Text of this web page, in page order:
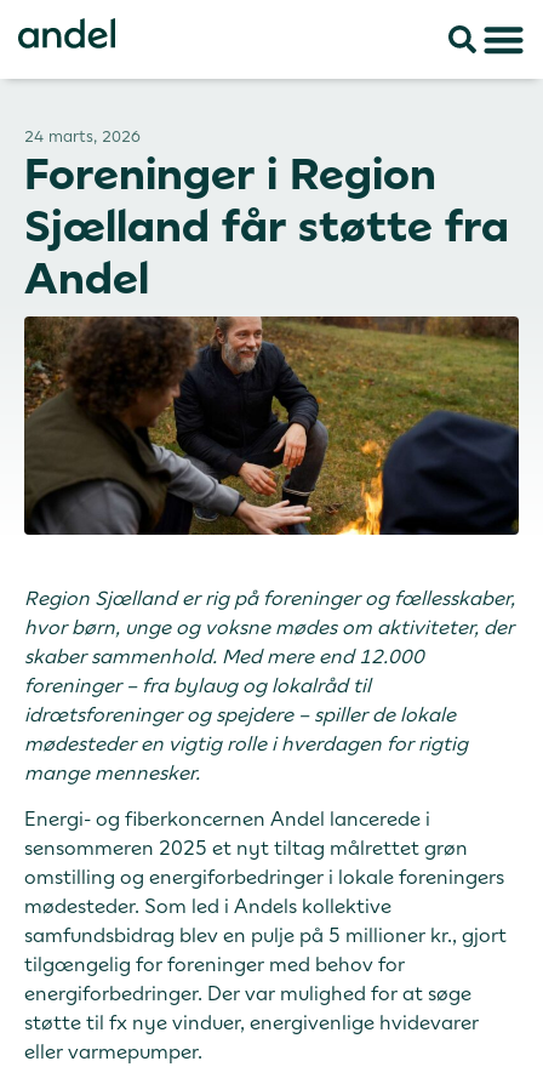
24 marts, 2026
Foreninger i Region
Sjælland får støtte fra
Andel
Region Sjælland er rig på foreninger og fællesskaber,
hvor børn, unge og voksne mødes om aktiviteter, der
skaber sammenhold. Med mere end 12.000
foreninger – fra bylaug og lokalråd til
idrætsforeninger og spejdere – spiller de lokale
mødesteder en vigtig rolle i hverdagen for rigtig
mange mennesker.
Energi- og fiberkoncernen Andel lancerede i
sensommeren 2025 et nyt tiltag målrettet grøn
omstilling og energiforbedringer i lokale foreningers
mødesteder. Som led i Andels kollektive
samfundsbidrag blev en pulje på 5 millioner kr., gjort
tilgængelig for foreninger med behov for
energiforbedringer. Der var mulighed for at søge
støtte til fx nye vinduer, energivenlige hvidevarer
eller varmepumper.